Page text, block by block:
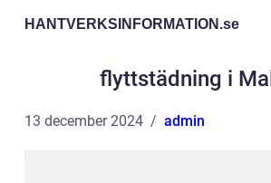
HANTVERKSINFORMATION.se
flyttstädning i
13 december 2024 admin